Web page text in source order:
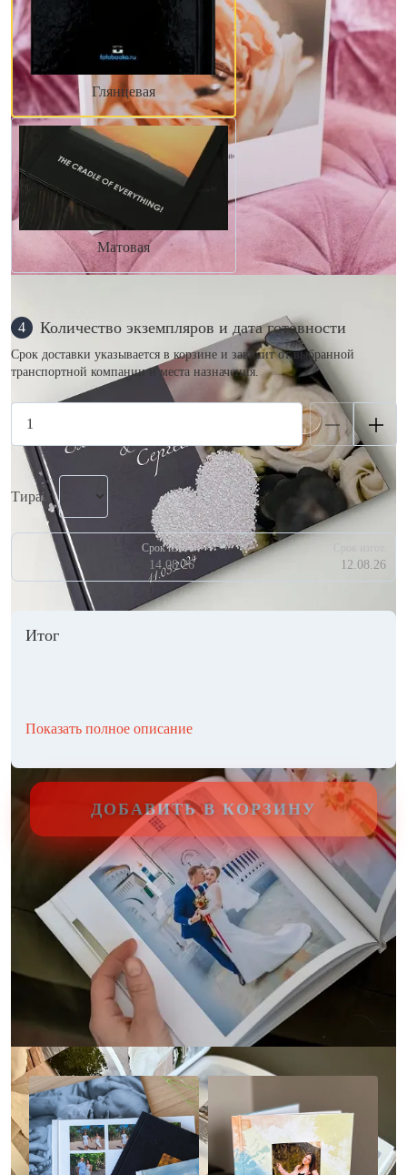
Глянцевая
Матовая
4 Количество экземпляров и дата готовности
Срок доставки указывается в корзине и зависит от выбранной
транспортной компании и места назначения.
Тираж
Срок изгот.
14.08.26 12.08.26
Итог
Показать полное описание
ДОБАВИТЬ В КОРЗИНУ
Другие стили фотокниг